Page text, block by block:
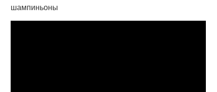
шампиньоны